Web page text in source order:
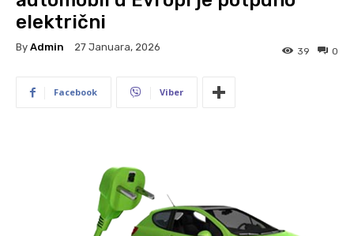
električni
By Admin 27 Januara, 2026 0
39
Facebook Viber